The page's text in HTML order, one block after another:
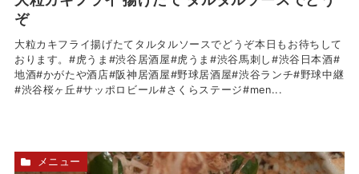
ぞ
大粒カキフライ揚げたてタルタルソースでどうぞ本日もお待ちして
おります。#虎うま#渋谷居酒屋#虎うま#渋谷馬刺し#渋谷日本酒#
地酒#かがたや酒店#阪神居酒屋#野球居酒屋#渋谷ランチ#野球中継
#渋谷桜ヶ丘#サッポロビール#さくらステージ#men...
メニュー